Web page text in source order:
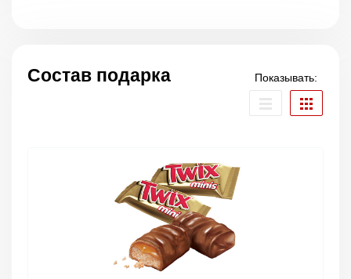
Состав подарка Показывать: